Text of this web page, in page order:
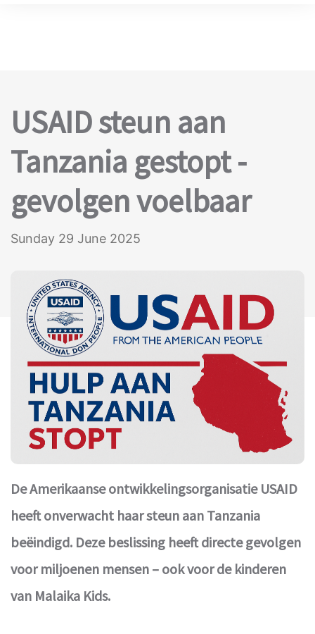
USAID steun aan
Tanzania gestopt -
gevolgen voelbaar
Sunday 29 June 2025
De Amerikaanse ontwikkelingsorganisatie USAID
heeft onverwacht haar steun aan Tanzania
beëindigd. Deze beslissing heeft directe gevolgen
voor miljoenen mensen – ook voor de kinderen
van Malaika Kids.